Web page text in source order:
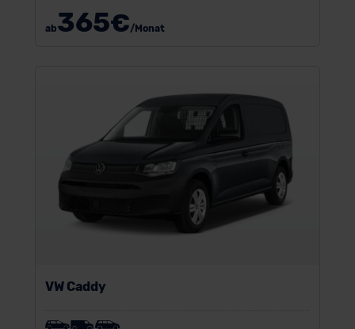
ab365€/Monat
VW Caddy